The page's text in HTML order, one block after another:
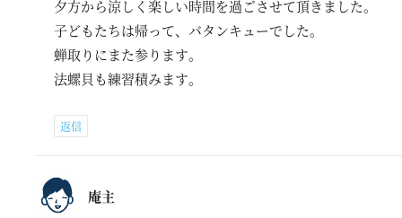
夕方から涼しく楽しい時間を過ごさせて頂きました。
子どもたちは帰って、バタンキューでした。
蝉取りにまた参ります。
法螺貝も練習積みます。
返信
庵主